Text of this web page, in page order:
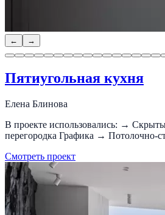
← →
Пятиугольная кухня
Елена Блинова
В проекте использовались: →
перегородка Графика → Потолочно-
Смотреть проект